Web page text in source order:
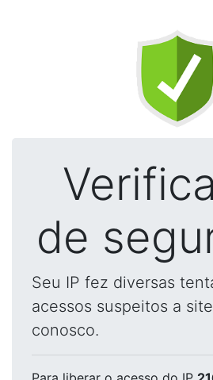
de
Seu IP fez diversas
acessos suspeitos a
conosco.